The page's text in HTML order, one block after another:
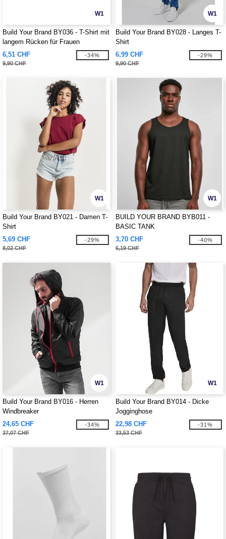
W1
Build Your Brand BY036 - T-Shirt mit
langem Rücken für Frauen
6,51 CHF
9,90 CHF
-34%
W1
Build Your Brand BY028 - Langes T-
Shirt
6,99 CHF
9,90 CHF
-29%
W1
Build Your Brand BY021 - Damen T-
Shirt
5,69 CHF
8,02 CHF
-29%
W1
BUILD YOUR BRAND BYB011 -
BASIC TANK
3,70 CHF
6,19 CHF
-40%
W1
Build Your Brand BY016 - Herren
Windbreaker
24,65 CHF
37,07 CHF
-34%
W1
Build Your Brand BY014 - Dicke
Jogginghose
22,98 CHF
33,53 CHF
-31%